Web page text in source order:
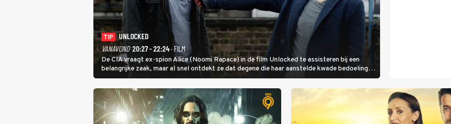
TIP
UNLOCKED
VANAVOND 20:27 - 22:24· FILM
De CIA vraagt ex-spion Alice (Noomi Rapace) in de film Unlocked te assisteren bij een
belangrijke zaak, maar al snel ontdekt ze dat degene die haar aanstelde kwade bedoelingen
heeft.